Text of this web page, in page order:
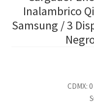
Inalambrico
Samsung / 3
CDMX: 0